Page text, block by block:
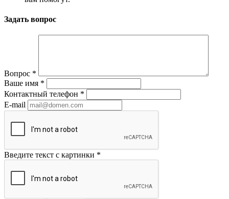
Задать вопрос
Вопрос *
Ваше имя *
Контактный телефон *
E-mail
Введите текст с картинки *